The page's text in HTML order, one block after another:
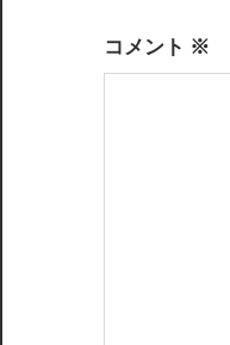
シ
コメント ※